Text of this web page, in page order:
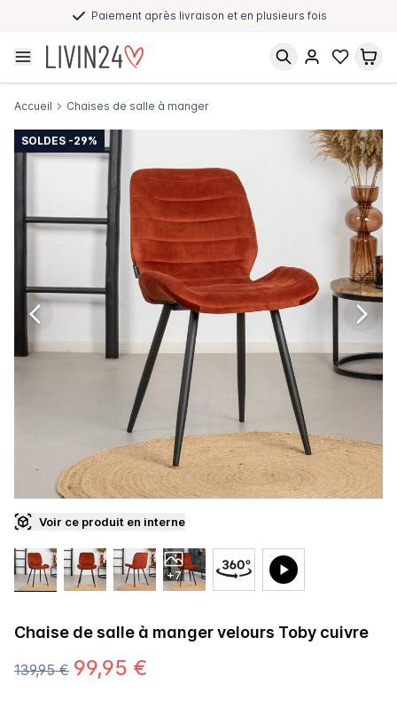
Paiement après livraison et en plusieurs fois
Accueil Chaises de salle à manger
SOLDES -29%
Voir ce produit en interne
+7
Chaise de salle à manger velours Toby cuivre
139,95 € 99,95 €